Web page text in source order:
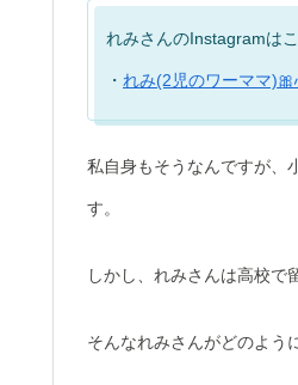
れみさんのInstagramは
・ れみ(2児のワーママ
私自身もそうなんですが、
す。
しかし、れみさんは高校で
そんなれみさんがどのよう